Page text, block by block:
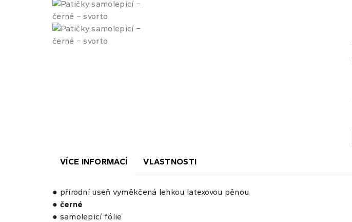
VÍCE INFORMACÍ VLASTNOSTI
● přírodní useň vyměkčená lehkou latexovou pěnou
● černé
● samolepicí fólie